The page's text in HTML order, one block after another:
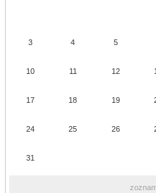
3 4 5
10 11 12
17 18 19
24 25 26
31